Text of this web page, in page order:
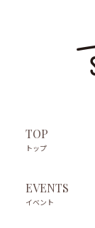
TOP
トップ
EVENTS
イベント